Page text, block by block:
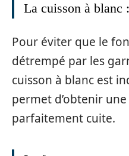
La cuisson à blanc
Pour éviter que le
détrempé par les
cuisson à blanc est
permet d’obtenir
parfaitement cuite.